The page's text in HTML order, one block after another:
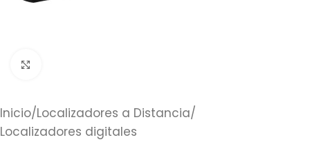
Inicio/Localizadores a Distancia/
Localizadores digitales